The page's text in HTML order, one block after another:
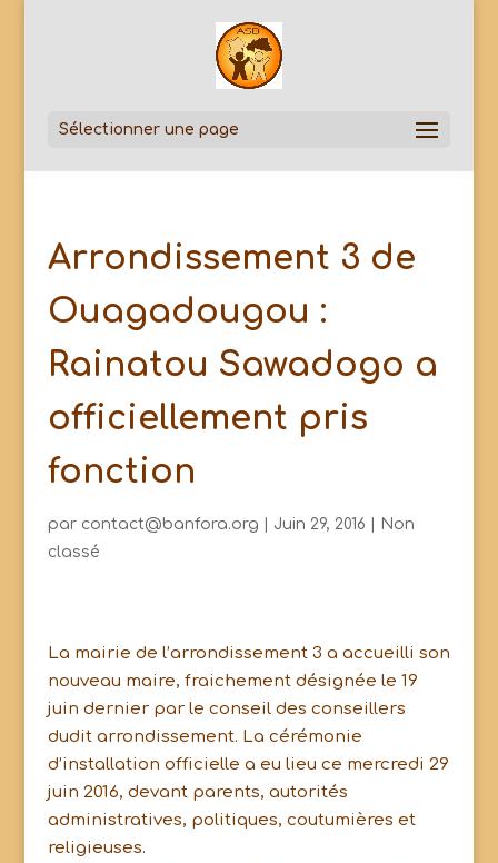
Sélectionner une page
Arrondissement 3 de
Ouagadougou :
Rainatou Sawadogo a
officiellement pris
fonction
par contact@banfora.org Juin 29, 2016
Non
classé
La mairie de l’arrondissement 3 a accueilli son
nouveau maire, fraichement désignée le 19
juin dernier par le conseil des conseillers
dudit arrondissement. La cérémonie
d’installation officielle a eu lieu ce mercredi 29
juin 2016, devant parents, autorités
administratives, politiques, coutumières et
religieuses.